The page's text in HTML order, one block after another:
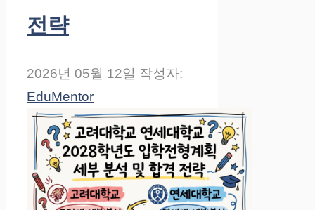
전략
2026년 05월 12일 작성자:
EduMentor